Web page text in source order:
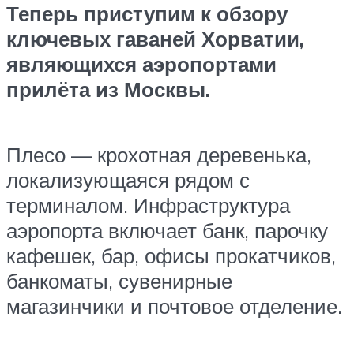
Теперь приступим к обзору
ключевых гаваней Хорватии,
являющихся аэропортами
прилёта из Москвы.
Плесо — крохотная деревенька,
локализующаяся рядом с
терминалом. Инфраструктура
аэропорта включает банк, парочку
кафешек, бар, офисы прокатчиков,
банкоматы, сувенирные
магазинчики и почтовое отделение.